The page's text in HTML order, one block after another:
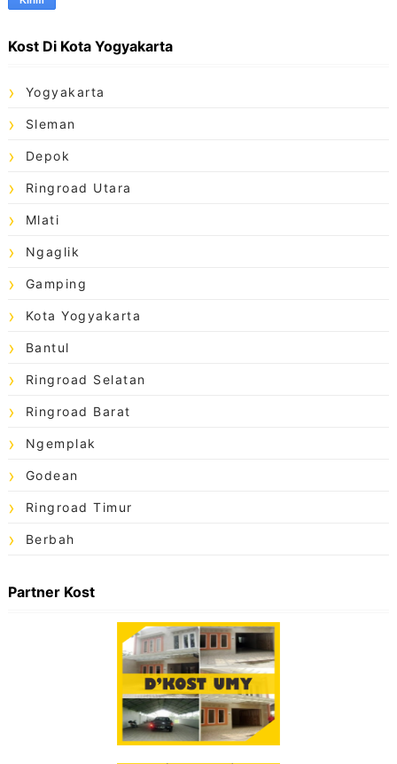
Kost Di Kota Yogyakarta
Yogyakarta
Sleman
Depok
Ringroad Utara
Mlati
Ngaglik
Gamping
Kota Yogyakarta
Bantul
Ringroad Selatan
Ringroad Barat
Ngemplak
Godean
Ringroad Timur
Berbah
Partner Kost